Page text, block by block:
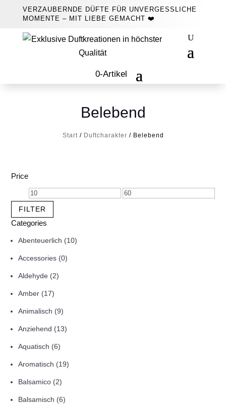
VERZAUBERNDE DÜFTE FÜR UNVERGESSLICHE
MOMENTE – MIT LIEBE GEMACHT ❤️
0-Artikel
Belebend
Start/ Duftcharakter / Belebend
Price
Min.
Preis
Max.
FILTER
Categories
Abenteuerlich (10)
Accessories (0)
Aldehyde (2)
Amber (17)
Animalisch (9)
Anziehend (13)
Aquatisch (6)
Aromatisch (19)
Balsamico (2)
Balsamisch (6)